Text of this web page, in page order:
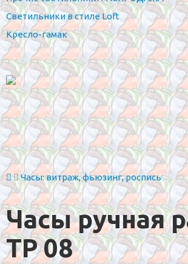
Светильники в стиле Loft
Кресло-гамак
Часы: витраж, фьюзинг, роспись
Часы ручная
TP 08